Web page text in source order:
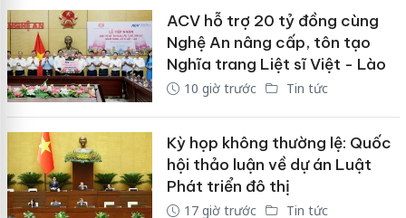
ACV hỗ trợ 20 tỷ đồng cùng
Nghệ An nâng cấp, tôn tạo
Nghĩa trang Liệt sĩ Việt - Lào
10 giờ trước Tin tức
Kỳ họp không thường lệ: Quốc
hội thảo luận về dự án Luật
Phát triển đô thị
17 giờ trước Tin tức